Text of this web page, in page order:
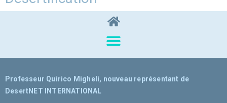
Professeur Quirico Migheli, nouveau représentant de
DesertNET INTERNATIONAL